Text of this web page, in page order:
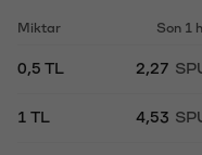
Miktar Son 1
0,5 TL 2,27
1 TL 4,53